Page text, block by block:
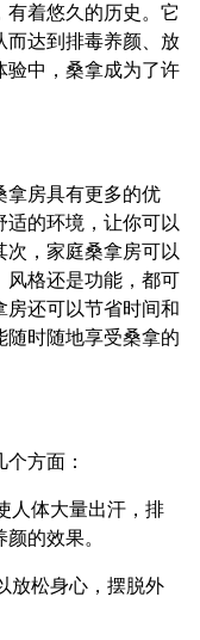
着悠久的历史。它
而达到排毒养颜、放
验中，桑拿成为了许
房具有更多的优
的环境，让你可以
，家庭桑拿房可以
风格还是功能，都可
房还可以节省时间和
随时随地享受桑拿的
方面：
体大量出汗，排
的效果。
松身心，摆脱外